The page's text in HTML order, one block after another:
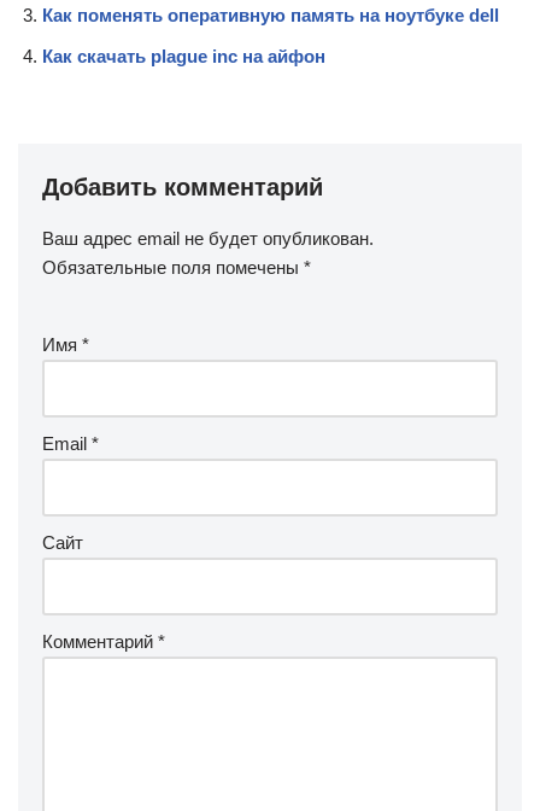
Как поменять оперативную память на ноутбуке dell
Как скачать plague inc на айфон
Добавить комментарий
Ваш адрес email не будет опубликован.
Обязательные поля помечены *
Имя *
Email *
Сайт
Комментарий *